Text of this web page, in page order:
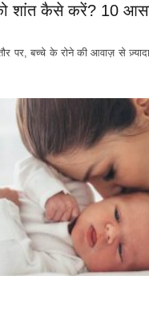
शांत कैसे करें? 10
पर, बच्चे के रोने की आवाज़ से